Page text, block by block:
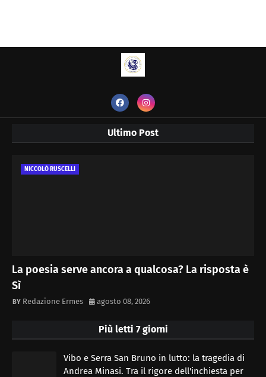
Ultimo Post
NICCOLÒ RUSCELLI
La poesia serve ancora a qualcosa? La risposta è
Sì
Redazione Ermes agosto 08, 2026
Più letti 7 giorni
Vibo e Serra San Bruno in lutto: la tragedia di
Andrea Minasi. Tra il rigore dell'inchiesta per